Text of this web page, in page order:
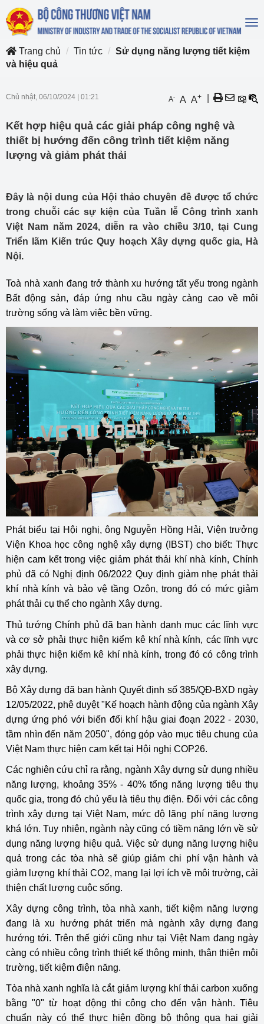
Trang chủ
Tin tức
Sử dụng năng lượng tiết kiệm
và hiệu quả
Chủ nhật, 06/10/2024 01:21 A- A A+
Kết hợp hiệu quả các giải pháp công nghệ và
thiết bị hướng đến công trình tiết kiệm năng
lượng và giảm phát thải
Đây là nội dung của Hội thảo chuyên đề được tổ chức
trong chuỗi các sự kiện của Tuần lễ Công trình xanh
Việt Nam năm 2024, diễn ra vào chiều 3/10, tại Cung
Triển lãm Kiến trúc Quy hoạch Xây dựng quốc gia, Hà
Nội.
Toà nhà xanh đang trở thành xu hướng tất yếu trong ngành
Bất động sản, đáp ứng nhu cầu ngày càng cao về môi
trường sống và làm việc bền vững.
Phát biểu tại Hội nghị, ông Nguyễn Hồng Hải, Viện trưởng
Viện Khoa học công nghệ xây dựng (IBST) cho biết: Thực
hiện cam kết trong việc giảm phát thải khí nhà kính, Chính
phủ đã có Nghị định 06/2022 Quy định giảm nhẹ phát thải
khí nhà kính và bảo vệ tầng Ozôn, trong đó có mức giảm
phát thải cụ thể cho ngành Xây dựng.
Thủ tướng Chính phủ đã ban hành danh mục các lĩnh vực
và cơ sở phải thực hiện kiểm kê khí nhà kính, các lĩnh vực
phải thực hiện kiểm kê khí nhà kính, trong đó có công trình
xây dựng.
Bộ Xây dựng đã ban hành Quyết định số 385/QĐ-BXD ngày
12/05/2022, phê duyệt "Kế hoạch hành động của ngành Xây
dựng ứng phó với biến đổi khí hậu giai đoạn 2022 - 2030,
tầm nhìn đến năm 2050", đóng góp vào mục tiêu chung của
Việt Nam thực hiện cam kết tại Hội nghị COP26.
Các nghiên cứu chỉ ra rằng, ngành Xây dựng sử dụng nhiều
năng lượng, khoảng 35% - 40% tổng năng lượng tiêu thụ
quốc gia, trong đó chủ yếu là tiêu thụ điện. Đối với các công
trình xây dựng tại Việt Nam, mức độ lãng phí năng lượng
khá lớn. Tuy nhiên, ngành này cũng có tiềm năng lớn về sử
dụng năng lượng hiệu quả. Việc sử dụng năng lượng hiệu
quả trong các tòa nhà sẽ giúp giảm chi phí vận hành và
giảm lượng khí thải CO2, mang lại lợi ích về môi trường, cải
thiện chất lượng cuộc sống.
Xây dựng công trình, tòa nhà xanh, tiết kiệm năng lượng
đang là xu hướng phát triển mà ngành xây dựng đang
hướng tới. Trên thế giới cũng như tại Việt Nam đang ngày
càng có nhiều công trình thiết kế thông minh, thân thiện môi
trường, tiết kiệm điện năng.
Tòa nhà xanh nghĩa là cắt giảm lượng khí thải carbon xuống
bằng "0" từ hoạt động thi công cho đến vận hành. Tiêu
chuẩn này có thể thực hiện đồng bộ thông qua hai giải